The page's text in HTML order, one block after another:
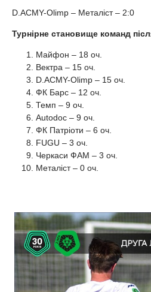
D.ACMY-Olimp – Металіст – 2:0
Турнірне становище команд
Майфон – 18 оч.
Вектра – 15 оч.
D.ACMY-Olimp – 15 оч.
ФК Барс – 12 оч.
Темп – 9 оч.
Autodoc – 9 оч.
ФК Патріоти – 6 оч.
FUGU – 3 оч.
Черкаси ФАМ – 3 оч.
Металіст – 0 оч.